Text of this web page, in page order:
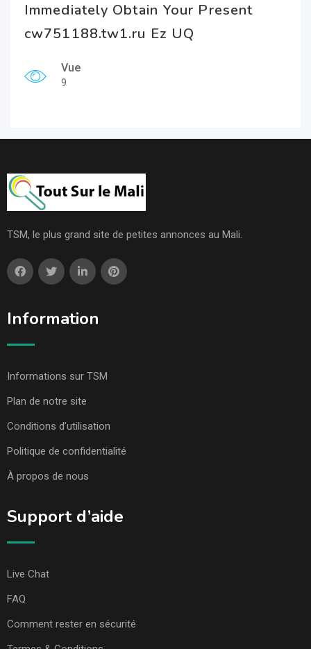
Immediately Obtain Your Present
cw751188.tw1.ru Ez UQ
Vue
9
TSM, le plus grand site de petites annonces au Mali.
Information
Informations sur TSM
Plan de notre site
Conditions d’utilisation
Politique de confidentialité
À propos de nous
Support d’aide
Live Chat
FAQ
Comment rester en sécurité